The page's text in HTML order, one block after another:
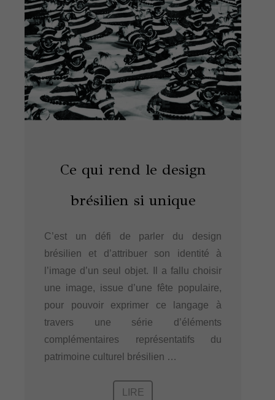
Ce qui rend le design
brésilien si unique
C’est un défi de parler du design
brésilien et d’attribuer son identité à
l’image d’un seul objet. Il a fallu choisir
une image, issue d’une fête populaire,
pour pouvoir exprimer ce langage à
travers une série d’éléments
complémentaires représentatifs du
patrimoine culturel brésilien …
LIRE